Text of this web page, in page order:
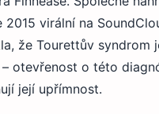
virální na
že Tourettův syndrom
– otevřenost o této
její upřímnost.